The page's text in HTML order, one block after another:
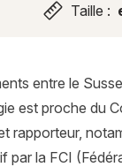
Taille :
entre le
est proche du
rapporteur,
la FCI